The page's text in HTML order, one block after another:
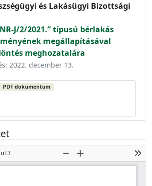
és Lakásügyi Bizottsági
J/2/2021.” típusú bérlakás
megállapításával
meghozatalára
2022. december 13.
PDF dokumentum